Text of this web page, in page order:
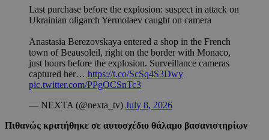
Last purchase before the explosion: suspect in attack on
Ukrainian oligarch Yermolaev caught on camera
Anastasia Berezovskaya entered a shop in the French
town of Beausoleil, right on the border with Monaco,
just hours before the explosion. Surveillance cameras
captured her… https://t.co/ScSq4S3Dwy
pic.twitter.com/PPgOCSnTc3
— NEXTA (@nexta_tv) July 8, 2026
Πιθανώς κρατήθηκε σε αυτοσχέδιο θάλαμο βασανιστηρίων